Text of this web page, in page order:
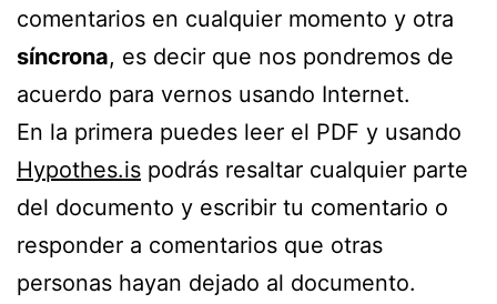
comentarios en cualquier momento y otra
síncrona, es decir que nos pondremos de
acuerdo para vernos usando Internet.
En la primera puedes leer el PDF y usando
Hypothes.is podrás resaltar cualquier parte
del documento y escribir tu comentario o
responder a comentarios que otras
personas hayan dejado al documento.